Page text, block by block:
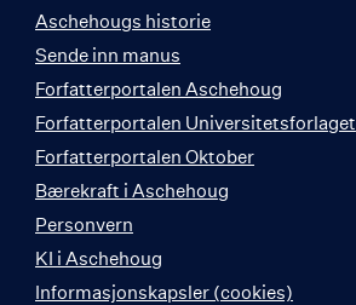
Aschehougs historie
Sende inn manus
Forfatterportalen Aschehoug
Forfatterportalen Universitetsforlaget
Forfatterportalen Oktober
Bærekraft i Aschehoug
Personvern
KI i Aschehoug
Informasjonskapsler (cookies)